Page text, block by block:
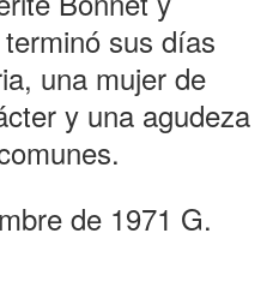
sus días
una mujer de
y una agudeza
de 1971 G.